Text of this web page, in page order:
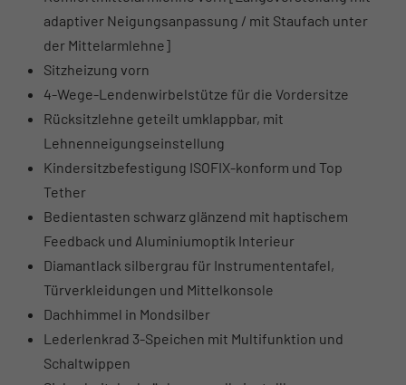
adaptiver Neigungsanpassung / mit Staufach unter
der Mittelarmlehne]
Sitzheizung vorn
4-Wege-Lendenwirbelstütze für die Vordersitze
Rücksitzlehne geteilt umklappbar, mit
Lehnenneigungseinstellung
Kindersitzbefestigung ISOFIX-konform und Top
Tether
Bedientasten schwarz glänzend mit haptischem
Feedback und Aluminiumoptik Interieur
Diamantlack silbergrau für Instrumententafel,
Türverkleidungen und Mittelkonsole
Dachhimmel in Mondsilber
Lederlenkrad 3-Speichen mit Multifunktion und
Schaltwippen